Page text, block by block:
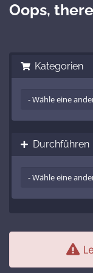
Oops,
Kategorien
Durchführen